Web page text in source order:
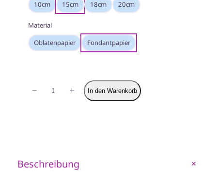
10cm
15cm 18cm 20cm
Material
Oblatenpapier
Fondantpapier
K-
–
− + In den Warenkorb
Beschreibung +